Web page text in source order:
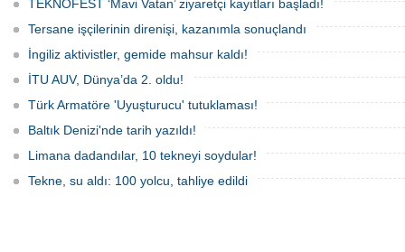
TEKNOFEST ‘Mavi Vatan’ ziyaretçi kayıtları başladı!
Tersane işçilerinin direnişi, kazanımla sonuçlandı
İngiliz aktivistler, gemide mahsur kaldı!
İTU AUV, Dünya’da 2. oldu!
Türk Armatöre 'Uyuşturucu' tutuklaması!
Baltık Denizi'nde tarih yazıldı!
Limana dadandılar, 10 tekneyi soydular!
Tekne, su aldı: 100 yolcu, tahliye edildi